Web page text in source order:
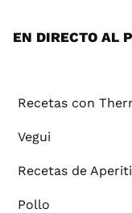
EN DIRECTO AL
Recetas con
Vegui
Recetas de
Pollo